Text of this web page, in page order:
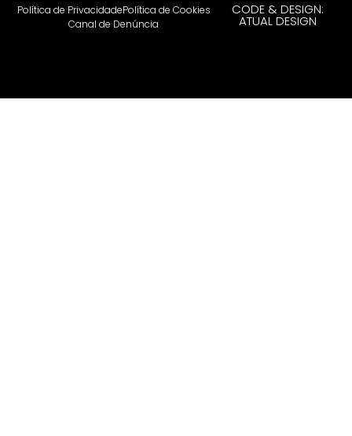
Política de PrivacidadePolítica de Cookies
Canal de Denúncia
CODE & DESIGN:
ATUAL DESIGN